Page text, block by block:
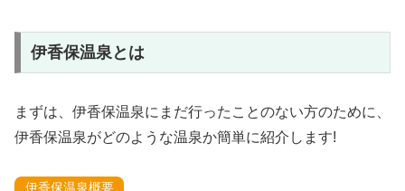
伊香保温泉とは
まずは、伊香保温泉にまだ行ったことのない方のために、
伊香保温泉がどのような温泉か簡単に紹介します!
伊香保温泉概要